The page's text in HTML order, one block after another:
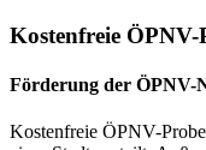
Kostenfreie
Förderung der ÖPNV-
Kostenfreie ÖPNV-